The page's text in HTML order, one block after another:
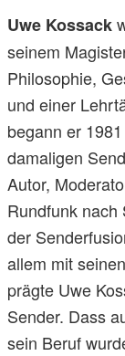
Uwe Kossack
seinem
Philosophie,
und einer
begann er
damaligen
Autor,
Rundfunk
der
allem mit
prägte Uwe
Sender. Dass
sein Beruf